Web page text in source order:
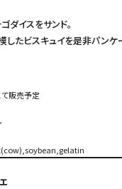
ダイスをサンド。
したビスキュイを是非パンケ
て販売予定